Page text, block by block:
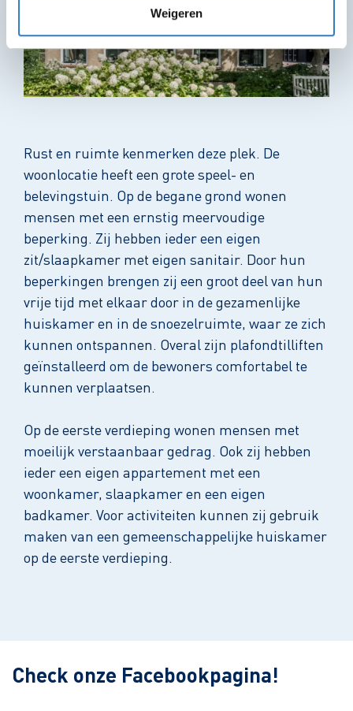
Weigeren
Rust en ruimte kenmerken deze plek. De
woonlocatie heeft een grote speel- en
belevingstuin. Op de begane grond wonen
mensen met een ernstig meervoudige
beperking. Zij hebben ieder een eigen
zit/slaapkamer met eigen sanitair. Door hun
beperkingen brengen zij een groot deel van hun
vrije tijd met elkaar door in de gezamenlijke
huiskamer en in de snoezelruimte, waar ze zich
kunnen ontspannen. Overal zijn plafondtilliften
geïnstalleerd om de bewoners comfortabel te
kunnen verplaatsen.
Op de eerste verdieping wonen mensen met
moeilijk verstaanbaar gedrag. Ook zij hebben
ieder een eigen appartement met een
woonkamer, slaapkamer en een eigen
badkamer. Voor activiteiten kunnen zij gebruik
maken van een gemeenschappelijke huiskamer
op de eerste verdieping.
Check onze Facebookpagina!